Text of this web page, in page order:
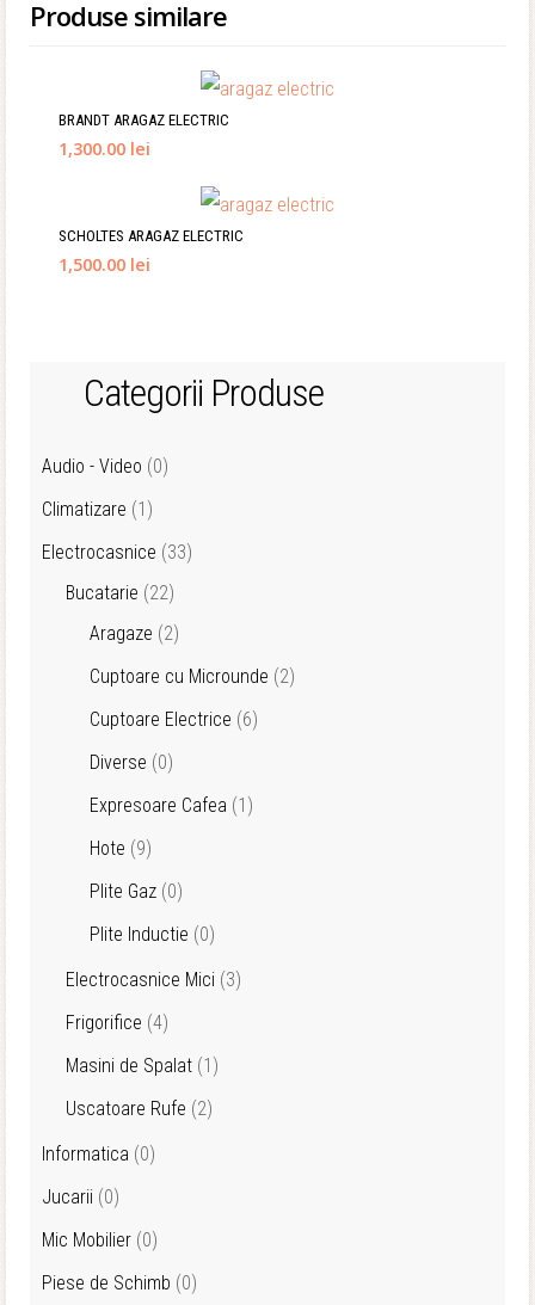
Produse similare
BRANDT ARAGAZ ELECTRIC
1,300.00 lei
SCHOLTES ARAGAZ ELECTRIC
1,500.00 lei
Categorii Produse
Audio - Video (0)
Climatizare (1)
Electrocasnice (33)
Bucatarie (22)
Aragaze (2)
Cuptoare cu Microunde (2)
Cuptoare Electrice (6)
Diverse (0)
Expresoare Cafea (1)
Hote (9)
Plite Gaz (0)
Plite Inductie (0)
Electrocasnice Mici (3)
Frigorifice (4)
Masini de Spalat (1)
Uscatoare Rufe (2)
Informatica (0)
Jucarii (0)
Mic Mobilier (0)
Piese de Schimb (0)